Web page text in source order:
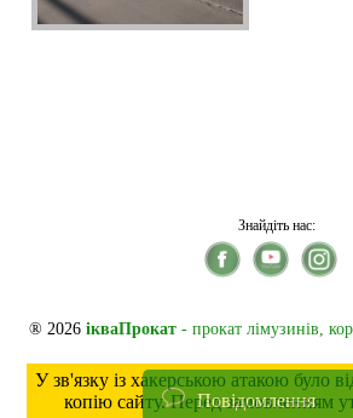
Знайдіть нас:
® 2026 ікваПрокат- прокат лімузинів,
У зв'язку із хакерською атакою було
копію сайту. Перед замовленням
Повідомлення